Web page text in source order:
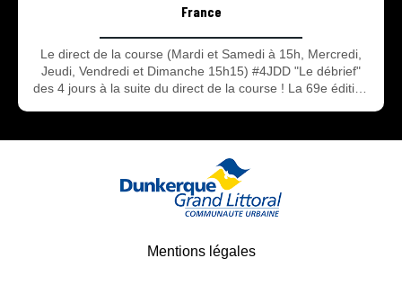
France
Le direct de la course (Mardi et Samedi à 15h, Mercredi,
Jeudi, Vendredi et Dimanche 15h15) #4JDD "Le débrief"
des 4 jours à la suite du direct de la course ! La 69e édition
Le direct de la course avec les 90 dernières minutes de
chaque étape et #4JDD l’émission du débrief de la course
après le direct ! Tout savoir sur les 4 jours du 13 au 18 Mai
2025.
Mentions légales